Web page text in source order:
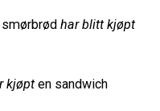
smørbrød har blitt kjøpt
kjøpten sandwich